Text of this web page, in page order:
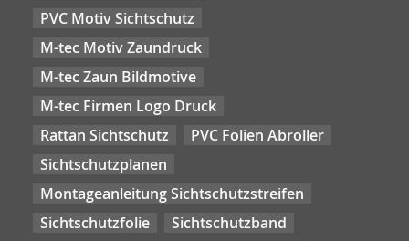
PVC Motiv Sichtschutz
M-tec Motiv Zaundruck
M-tec Zaun Bildmotive
M-tec Firmen Logo Druck
Rattan Sichtschutz
PVC Folien Abroller
Sichtschutzplanen
Montageanleitung Sichtschutzstreifen
Sichtschutzfolie
Sichtschutzband